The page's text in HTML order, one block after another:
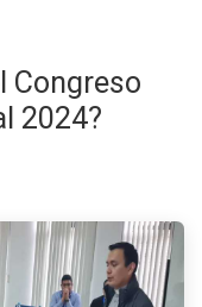
Congreso
2024?